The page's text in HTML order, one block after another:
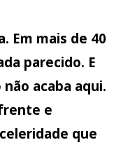
Em mais de 40
parecido. E
acaba aqui.
e
que